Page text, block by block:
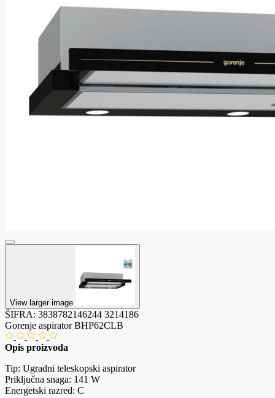
View larger image
ŠIFRA: 3838782146244 3214186
Gorenje aspirator BHP62CLB
Opis proizvoda
Tip: Ugradni teleskopski aspirator
Priključna snaga: 141 W
Energetski razred: C